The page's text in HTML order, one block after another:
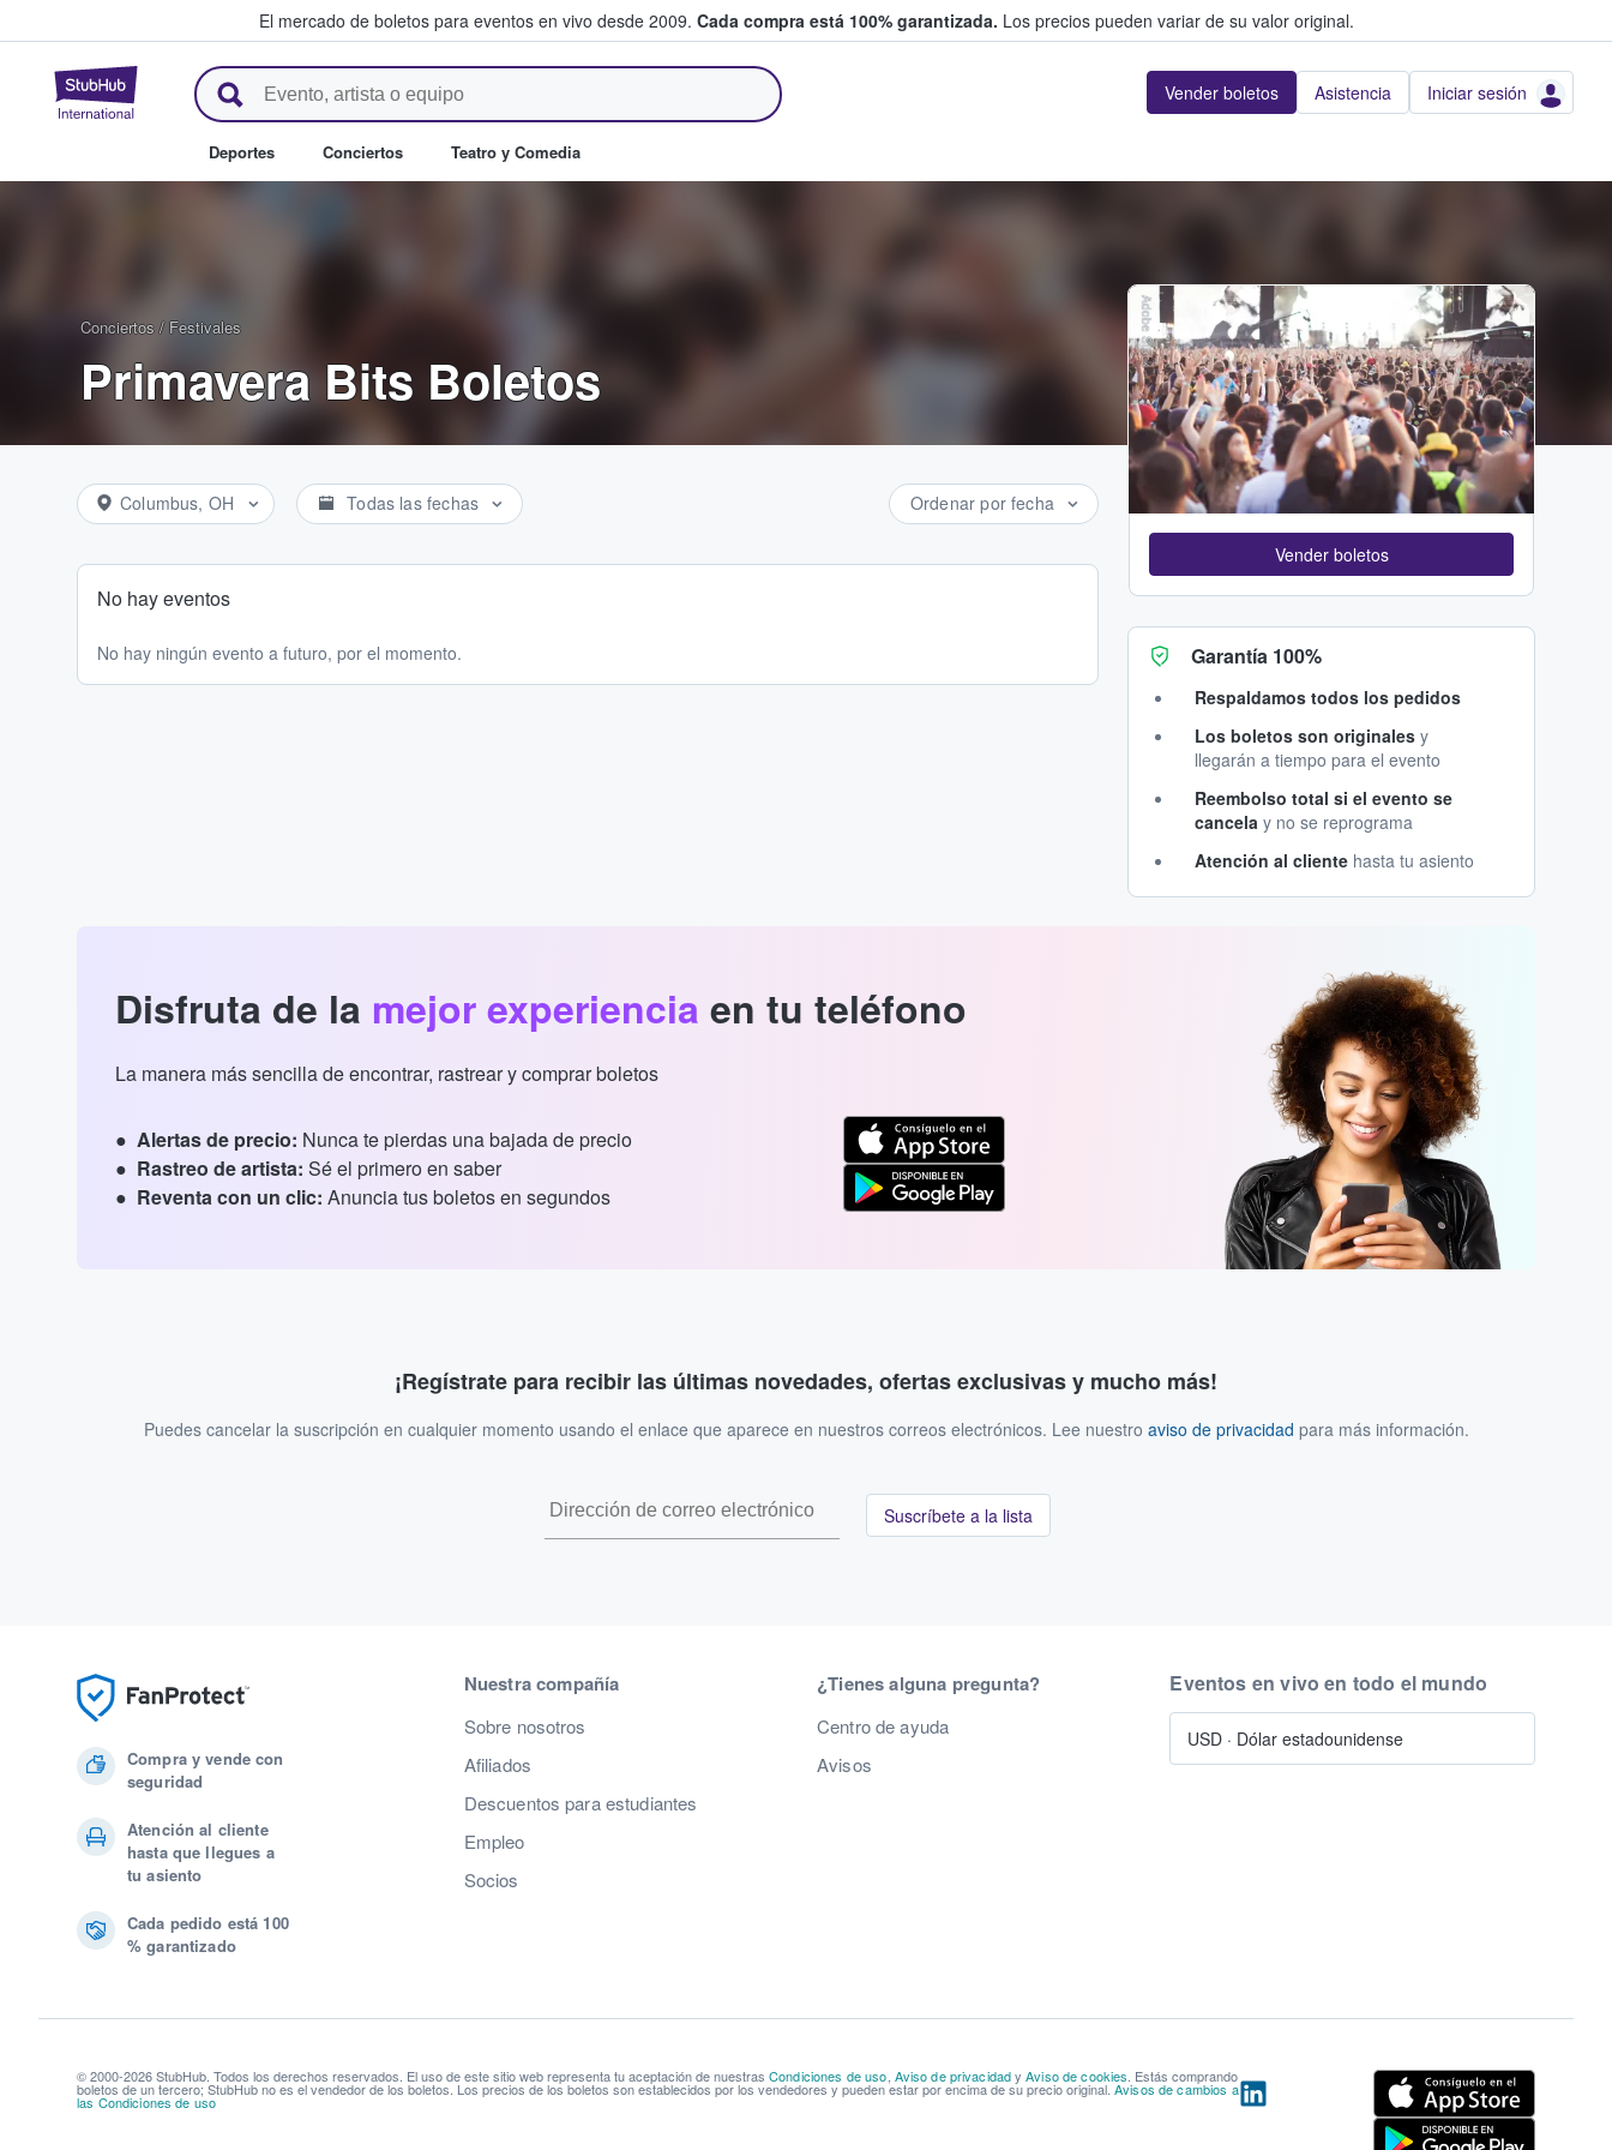
El mercado de boletos para eventos en vivo desde 2009. Cada compra está 100% garantizada. Los precios pueden variar de su valor original.
StubHub: donde los fans compran y venden boletos Vender boletos Asistencia Iniciar sesión
Deportes Conciertos Teatro y Comedia
Conciertos / Festivales
Primavera Bits Boletos
Columbus, OH Todas las fechas Ordenar por fecha
No hay eventos
No hay ningún evento a futuro, por el momento.
Adobe Stock
Vender boletos
Garantía 100%
Respaldamos todos los pedidos
Los boletos son originales y
llegarán a tiempo para el evento
Reembolso total si el evento se
cancela y no se reprograma
Atención al cliente hasta tu asiento
Disfruta de la mejor experiencia en tu teléfono
La manera más sencilla de encontrar, rastrear y comprar boletos
Alertas de precio: Nunca te pierdas una bajada de precio
Rastreo de artista: Sé el primero en saber
Reventa con un clic: Anuncia tus boletos en segundos
¡Regístrate para recibir las últimas novedades, ofertas exclusivas y mucho más!
Puedes cancelar la suscripción en cualquier momento usando el enlace que aparece en nuestros correos electrónicos. Lee nuestro aviso de privacidad para más información.
Suscríbete a la lista
Compra y vende con
seguridad
Atención al cliente
hasta que llegues a
tu asiento
Cada pedido está 100
% garantizado
Nuestra compañía
Sobre nosotros
Afiliados
Descuentos para estudiantes
Empleo
Socios
¿Tienes alguna pregunta?
Centro de ayuda
Avisos
Eventos en vivo en todo el mundo
USD · Dólar estadounidense
© 2000-2026 StubHub. Todos los derechos reservados. El uso de este sitio web representa tu aceptación de nuestras Condiciones de uso, Aviso de privacidadyAviso de cookies. Estás comprando
boletos de un tercero; StubHub no es el vendedor de los boletos. Los precios de los boletos son establecidos por los vendedores y pueden estar por encima de su precio original. Avisos de cambios a
las Condiciones de uso